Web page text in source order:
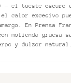
— el tueste oscuro
calor excesivo
En Prensa
molienda gruesa
y dulzor natural.